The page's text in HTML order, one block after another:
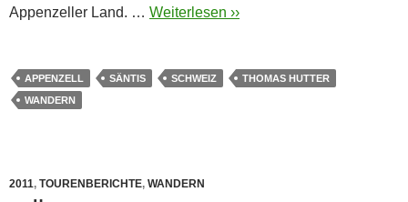
Appenzeller Land. … Weiterlesen ››
APPENZELL SÄNTIS SCHWEIZ
THOMAS HUTTER
WANDERN
2011, TOURENBERICHTE, WANDERN